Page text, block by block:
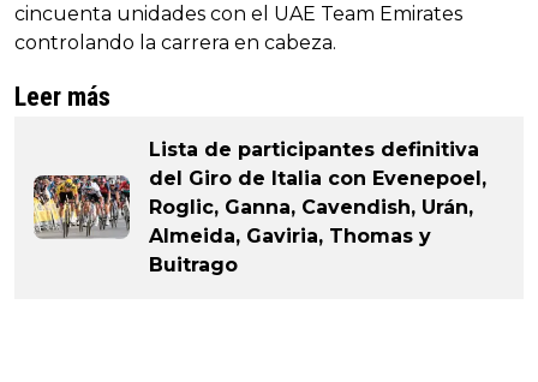
cincuenta unidades con el UAE Team Emirates
controlando la carrera en cabeza.
Leer más
Lista de participantes definitiva
del Giro de Italia con Evenepoel,
Roglic, Ganna, Cavendish, Urán,
Almeida, Gaviria, Thomas y
Buitrago